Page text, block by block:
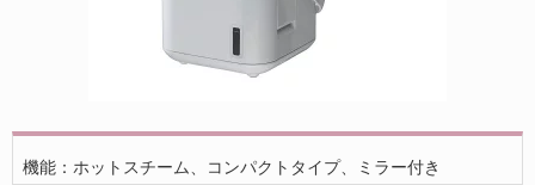
機能：ホットスチーム、コンパクトタイプ、ミラー付き